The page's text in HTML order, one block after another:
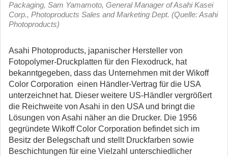
Packaging, Sam Yamamoto, General Manager of Asahi Kasei
Corp., Photoproducts Sales and Marketing Dept. (Quelle: Asahi
Photoproducts)
Asahi Photoproducts, japanischer Hersteller von
Fotopolymer-Druckplatten für den Flexodruck, hat
bekanntgegeben, dass das Unternehmen mit der Wikoff
Color Corporation einen Händler-Vertrag für die USA
unterzeichnet hat. Dieser weitere US-Händler vergrößert
die Reichweite von Asahi in den USA und bringt die
Lösungen von Asahi näher an die Drucker. Die 1956
gegründete Wikoff Color Corporation befindet sich im
Besitz der Belegschaft und stellt Druckfarben sowie
Beschichtungen für eine Vielzahl unterschiedlicher